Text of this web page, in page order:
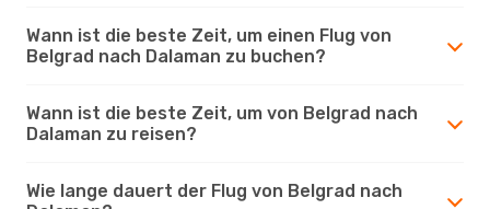
Wann ist die beste Zeit, um einen Flug von
Belgrad nach Dalaman zu buchen?
Wann ist die beste Zeit, um von Belgrad nach
Dalaman zu reisen?
Wie lange dauert der Flug von Belgrad nach